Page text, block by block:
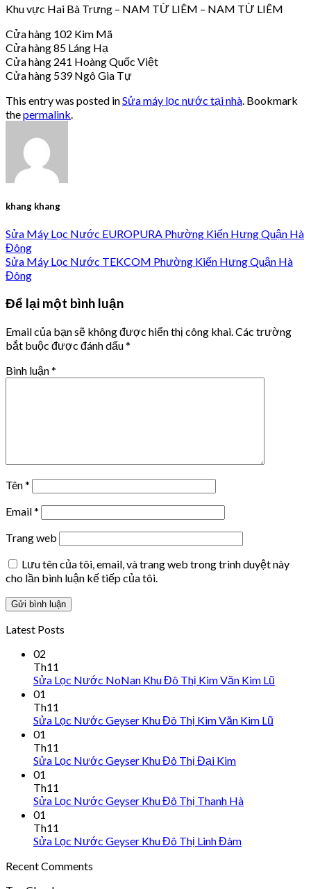
Khu vực Hai Bà Trưng – NAM TỪ LIÊM – NAM TỪ LIÊM
Cửa hàng 102 Kim Mã
Cửa hàng 85 Láng Hạ
Cửa hàng 241 Hoàng Quốc Việt
Cửa hàng 539 Ngô Gia Tự
This entry was posted inSửa máy lọc nước tại nhà . Bookmark
thepermalink
khang khang
Sửa Máy Lọc Nước EUROPURA Phường Kiến Hưng Quận Hà
Đông
Sửa Máy Lọc Nước TEKCOM Phường Kiến Hưng Quận Hà
Đông
Để lại một bình luận
Email của bạn sẽ không được hiển thị công khai. Các trường
bắt buộc được đánh dấu*
Bình luận*
Tên*
Email*
Trang web
Lưu tên của tôi, email, và trang web trong trình duyệt này
cho lần bình luận kế tiếp của tôi.
Latest Posts
02
Th11
Sửa Lọc Nước NoNan Khu Đô Thị Kim Văn Kim Lũ
01
Th11
Sửa Lọc Nước Geyser Khu Đô Thị Kim Văn Kim Lũ
01
Th11
Sửa Lọc Nước Geyser Khu Đô Thị Đại Kim
01
Th11
Sửa Lọc Nước Geyser Khu Đô Thị Thanh Hà
01
Th11
Sửa Lọc Nước Geyser Khu Đô Thị Linh Đàm
Recent Comments